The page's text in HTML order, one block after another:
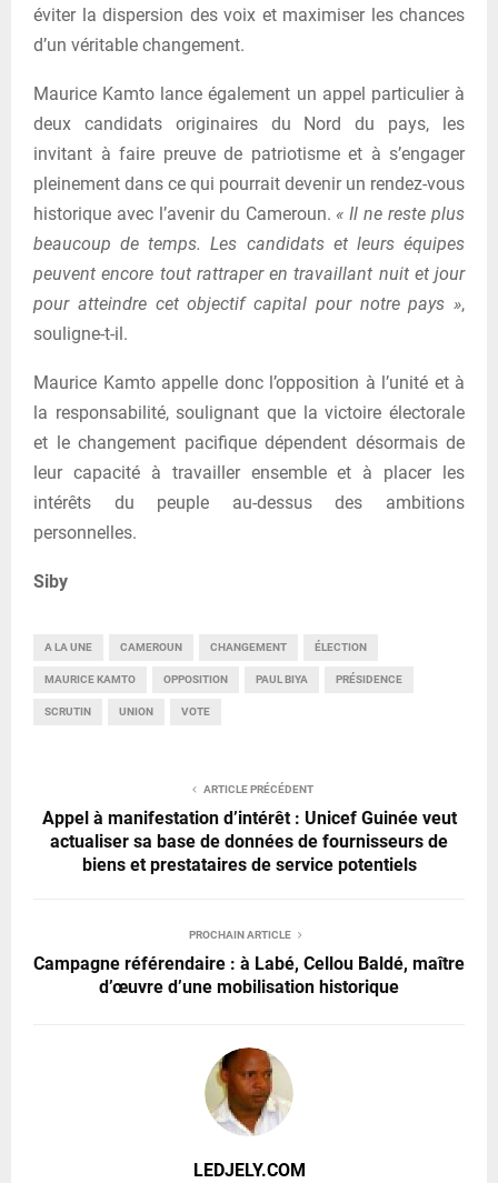
éviter la dispersion des voix et maximiser les chances
d’un véritable changement.
Maurice Kamto lance également un appel particulier à
deux candidats originaires du Nord du pays, les
invitant à faire preuve de patriotisme et à s’engager
pleinement dans ce qui pourrait devenir un rendez-vous
historique avec l’avenir du Cameroun. « Il ne reste plus
beaucoup de temps. Les candidats et leurs équipes
peuvent encore tout rattraper en travaillant nuit et jour
pour atteindre cet objectif capital pour notre pays »,
souligne-t-il.
Maurice Kamto appelle donc l’opposition à l’unité et à
la responsabilité, soulignant que la victoire électorale
et le changement pacifique dépendent désormais de
leur capacité à travailler ensemble et à placer les
intérêts du peuple au-dessus des ambitions
personnelles.
Siby
A LA UNE CAMEROUN CHANGEMENT ÉLECTION
MAURICE KAMTO OPPOSITION PAUL BIYA PRÉSIDENCE
SCRUTIN UNION VOTE
ARTICLE PRÉCÉDENT
Appel à manifestation d’intérêt : Unicef Guinée veut
actualiser sa base de données de fournisseurs de
biens et prestataires de service potentiels
PROCHAIN ARTICLE
Campagne référendaire : à Labé, Cellou Baldé, maître
d’œuvre d’une mobilisation historique
LEDJELY.COM